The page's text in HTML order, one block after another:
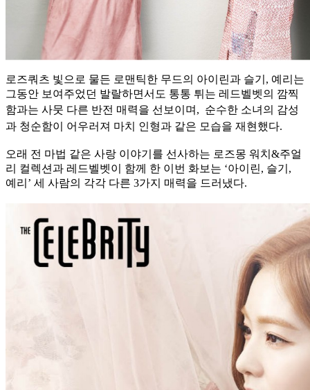
로즈쿼츠 빛으로 물든 로맨틱한 무드의 아이린과 슬기, 예리는
그동안 보여주었던 발랄하면서도 통통 튀는 레드벨벳의 깜찍
함과는 사뭇 다른 반전 매력을 선보이며, 순수한 소녀의 감성
과 청순함이 어우러져 마치 인형과 같은 모습을 재현했다.
오래 전 마법 같은 사랑 이야기를 선사하는 로즈몽 워치&주얼
리 컬렉션과 레드벨벳이 함께 한 이번 화보는 ‘아이린, 슬기,
예리’ 세 사람의 각각 다른 3가지 매력을 드러냈다.